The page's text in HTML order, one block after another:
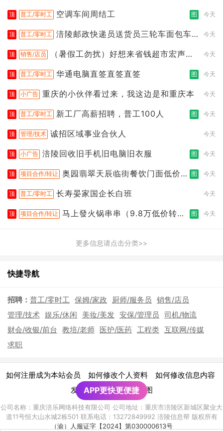
顶 普工/零时工 空调车间周结工 图 今天
顶 普工/零时工 涪陵邮政快递员送货员三轮车面包车
今天
顶 销售/店员
（暑假工勿扰）好想来省钱超市宏声桥
今天
顶 普工/零时工 华通电脑直签直签直签 图 今天
顶 小广告 重庆的小伙伴看过来，我这边是和重庆本 今天
顶 普工/零时工 新工厂高薪招聘，普工100人 图 今天
顶 管理/技术 诚招区域事业合伙人 今天
顶 小广告 涪陵回收旧手机旧电脑旧衣服 图 今天
顶 项目合作/转让 奥园翡翠天辰临街餐饮门面低价转
图 今天
顶 普工/零时工 长寿晏家国企长白班 今天
顶 项目合作/转让 马上發火锅串串（9.8万低价转
图 今天
更多信息请点击分类>>
快捷导航
招聘： 普工/零时工 保姆/家政 厨师/服务员 销售/店员
管理/技术 娱乐/休闲 美妆/美发 安保/管理员 司机/物流
财会/收银/前台 教培/老师 医护/医药 工程类 互联网/传媒
求职
如何注册成为本站会员 如何修改个人资料 如何修改信息内容
发布广告须知 | 网站地图
公司名称：重庆涪乐网络科技有限公司 公司地址：重庆市涪陵区新城区聚业大
道11号恒大山水城2栋501 联系电话：13272849992 涪陵信息帮 版权所有
（渝）人服证字【2024】第030000613号
APP更快更便捷